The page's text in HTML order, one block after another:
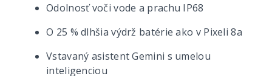
Odolnosť voči vode a prachu IP68
O 25 % dlhšia výdrž batérie ako v Pixeli 8a
Vstavaný asistent Gemini s umelou
inteligenciou